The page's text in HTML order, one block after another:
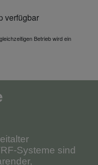
verfügbar
Betrieb wird ein
Systeme sind